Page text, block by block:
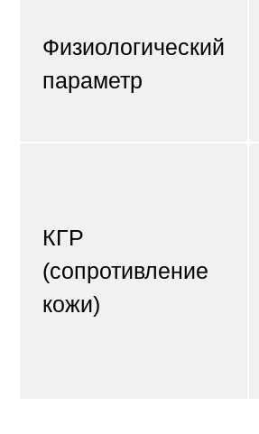
Физиологический
параметр
КГР
(сопротивление
кожи)